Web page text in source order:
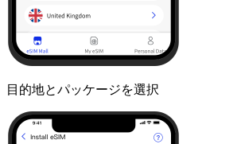
目的地とパッケージを選択